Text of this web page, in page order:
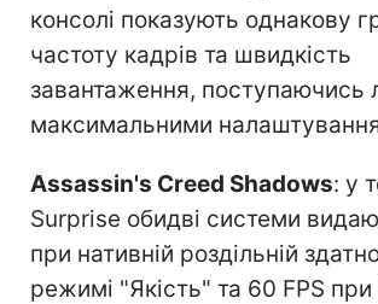
консолі показують однакову
частоту кадрів та швидкість
завантаження, поступаючись
максимальними
Assassin's Creed Shadows: у
Surprise обидві системи
при нативній роздільній
режимі "Якість" та 60 FPS